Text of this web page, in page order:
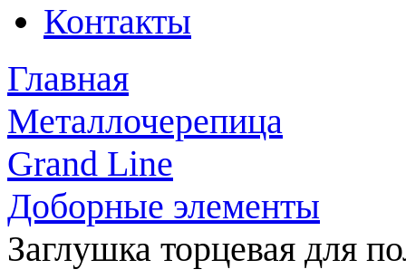
Контакты
Главная
Металлочерепица
Grand Line
Доборные элементы
Заглушка торцевая для